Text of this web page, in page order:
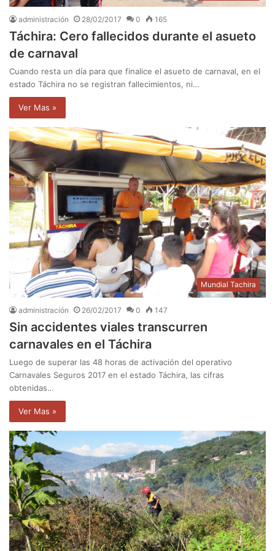
administración 28/02/2017 0 165
Táchira: Cero fallecidos durante el asueto
de carnaval
Cuando resta un día para que finalice el asueto de carnaval, en el
estado Táchira no se registran fallecimientos, ni…
Ver Mas »
Mundial Tachira
administración 26/02/2017 0 147
Sin accidentes viales transcurren
carnavales en el Táchira
Luego de superar las 48 horas de activación del operativo
Carnavales Seguros 2017 en el estado Táchira, las cifras
obtenidas…
Ver Mas »